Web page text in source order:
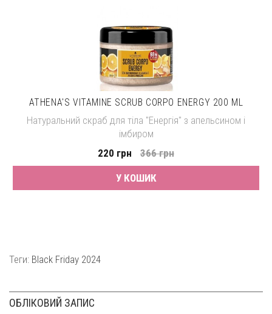
ATHENA'S VITAMINE SCRUB CORPO ENERGY 200 ML
Натуральний скраб для тіла "Енергія" з апельсином і
імбиром
220 грн
366 грн
У КОШИК
Теги: Black Friday 2024
ОБЛІКОВИЙ ЗАПИС